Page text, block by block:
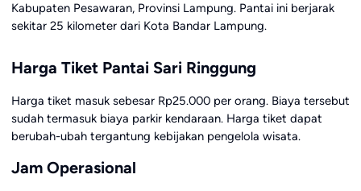
Kabupaten Pesawaran, Provinsi Lampung. Pantai ini berjarak
sekitar 25 kilometer dari Kota Bandar Lampung.
Harga Tiket Pantai Sari Ringgung
Harga tiket masuk sebesar Rp25.000 per orang. Biaya tersebut
sudah termasuk biaya parkir kendaraan. Harga tiket dapat
berubah-ubah tergantung kebijakan pengelola wisata.
Jam Operasional